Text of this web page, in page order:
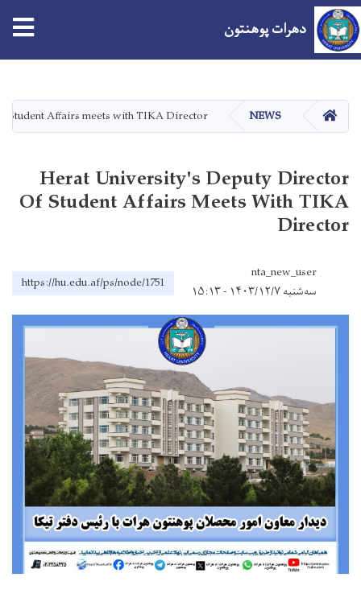
دانګل
دهرات پوهنتون
کور NEWS
Affairs meets with TIKA Director
Herat University's Deputy Director
Of Student Affairs Meets With TIKA
Director
nta_new_user
سه‌شنبه ۱۴۰۳/۱۲/۷ - ۱۵:۱۳
https://hu.edu.af/ps/node/1751